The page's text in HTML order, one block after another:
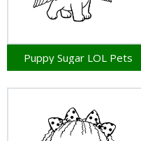
Puppy Sugar LOL Pets